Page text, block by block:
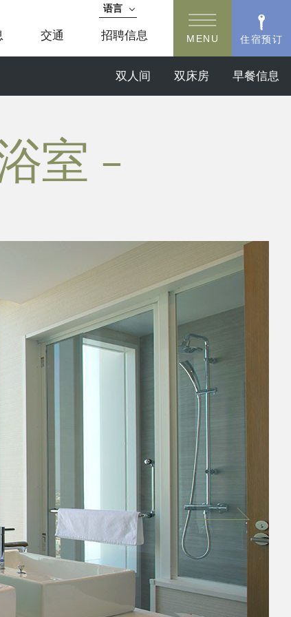
交通 招聘信息 MENU 住宿预订
语言
English
한국어
繁体中文
双人间 双床房 早餐信息
室 -